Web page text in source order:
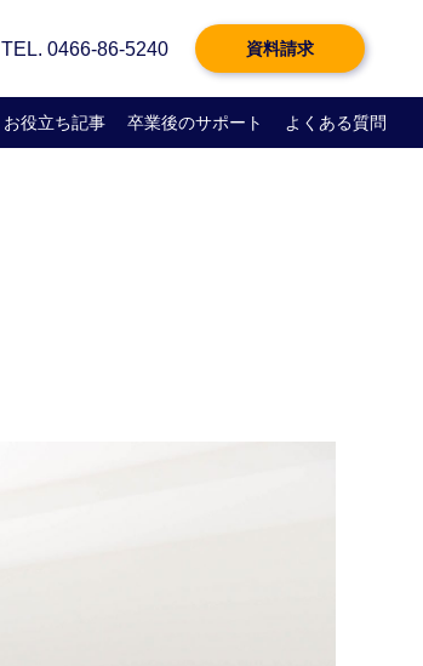
お役立ち記事 卒業後のサポート よくある質問
TEL. 0466-86-5240 資料請求